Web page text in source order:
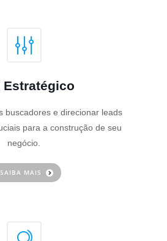
Estratégico
buscadores e direcionar leads
para a construção de seu
negócio.
SAIBA MAIS